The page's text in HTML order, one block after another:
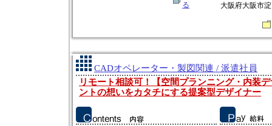
る
大阪府大阪市
CADオペレーター・製図関連 / 派遣社員
リモート相談可！【空間プランニング・内装
ントの想いをカタチにする提案型デザイナー